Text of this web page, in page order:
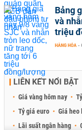
Bảng
và
triệu
HÀNG HÓA -
LIÊN KẾT NỔI BẬT
Giá vàng hôm nay
Tỷ giá euro
Giá heo
Lãi suất ngân hàng